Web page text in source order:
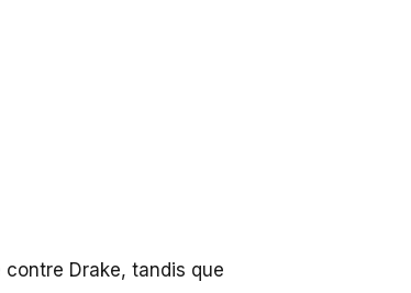
contre Drake, tandis que